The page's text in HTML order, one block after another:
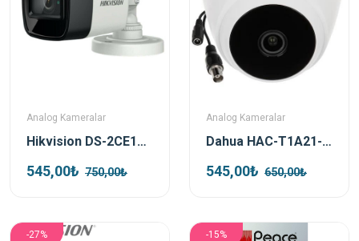
Analog Kameralar
Hikvision DS-2CE16D0T-EXIPF TVI 2mp 2.8mm Bullet Kamera
545,00₺ 750,00₺
Analog Kameralar
Dahua HAC-T1A21-0280B 2mp HDCVI Dome Kamera
545,00₺ 650,00₺
-27% -15%